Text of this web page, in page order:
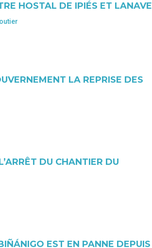
HOSTAL DE IPIÉS ET LANAVE
LA REPRISE DES
DU CHANTIER DU
EST EN PANNE DEPUIS